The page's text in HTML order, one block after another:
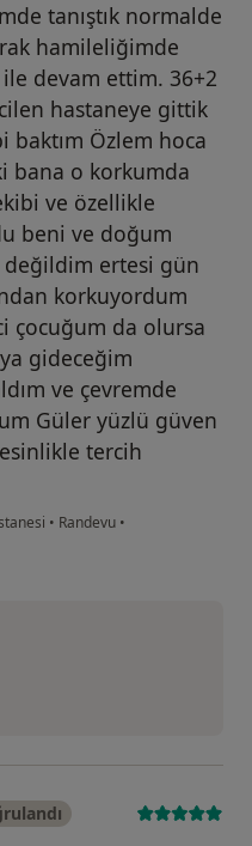
tanıştık normalde
hamileliğimde
devam ettim. 36+2
hastaneye gittik
Özlem hoca
bana o korkumda
ve özellikle
beni ve doğum
değildim ertesi gün
korkuyordum
çocuğum da olursa
gideceğim
ve çevremde
Güler yüzlü güven
tercih
• Randevu •